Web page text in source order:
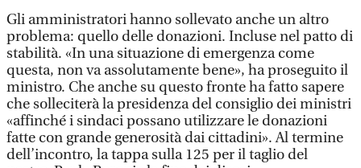
Gli amministratori hanno sollevato anche un altro
problema: quello delle donazioni. Incluse nel patto di
stabilità. «In una situazione di emergenza come
questa, non va assolutamente bene», ha proseguito il
ministro. Che anche su questo fronte ha fatto sapere
che solleciterà la presidenza del consiglio dei ministri
«affinché i sindaci possano utilizzare le donazioni
fatte con grande generosità dai cittadini». Al termine
dell’incontro, la tappa sulla 125 per il taglio del